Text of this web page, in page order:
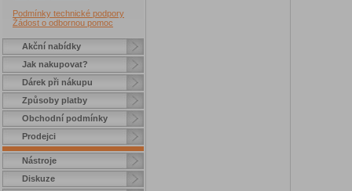
Podmínky technické podpory
Žádost o odbornou pomoc
Akční nabídky
Jak nakupovat?
Dárek při nákupu
Způsoby platby
Obchodní podmínky
Prodejci
Nástroje
Diskuze